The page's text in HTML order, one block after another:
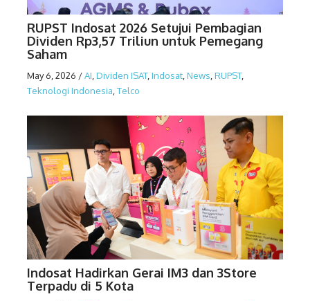
RUPST Indosat 2026 Setujui Pembagian
Dividen Rp3,57 Triliun untuk Pemegang
Saham
May 6, 2026 /AI Dividen ISAT, Indosat News RUPST,
Teknologi Indonesia Telco
Indosat Hadirkan Gerai IM3 dan 3Store
Terpadu di 5 Kota